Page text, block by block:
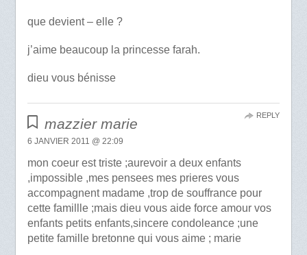
que devient – elle ?
j’aime beaucoup la princesse farah.
dieu vous bénisse
mazzier marie
6 JANVIER 2011 @ 22:09
mon coeur est triste ;aurevoir a deux enfants
,impossible ,mes pensees mes prieres vous
accompagnent madame ,trop de souffrance pour
cette famillle ;mais dieu vous aide force amour vos
enfants petits enfants,sincere condoleance ;une
petite famille bretonne qui vous aime ; marie
REPLY